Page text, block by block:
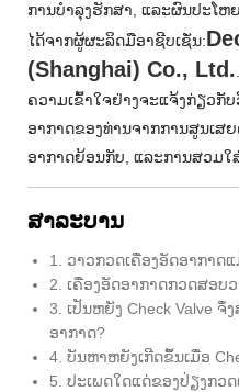
ການບໍາລຸງຮັກສາ, ແລະຜົນປະໂຫ
ໄດ້ຈາກຜູ້ຜະລິດມືອາຊີບເຊັ່ນ:
(Shanghai) Co., Ltd.
ຄວາມເຂົ້າໃຈຢ່າງຈະແຈ້ງກ່ຽວກັ
ອາກາດຂອງທ່ານຈາກການສູນເສ
ອາກາດຍ້ອນກັບ, ແລະການສວມໃ
ສາລະບານ
1. ວາວກວດເຄື່ອງອັດອາກາດ
2. ເຄື່ອງອັດອາກາດກວດສອບ
3. ເປັນຫຍັງ Check Valve ຈຶ່
ອາກາດ?
4. ບັນຫາຫຍັງເກີດຂຶ້ນເມື່ອ
5. ປະເພດໃດແດ່ຂອງປ່ຽງກວ